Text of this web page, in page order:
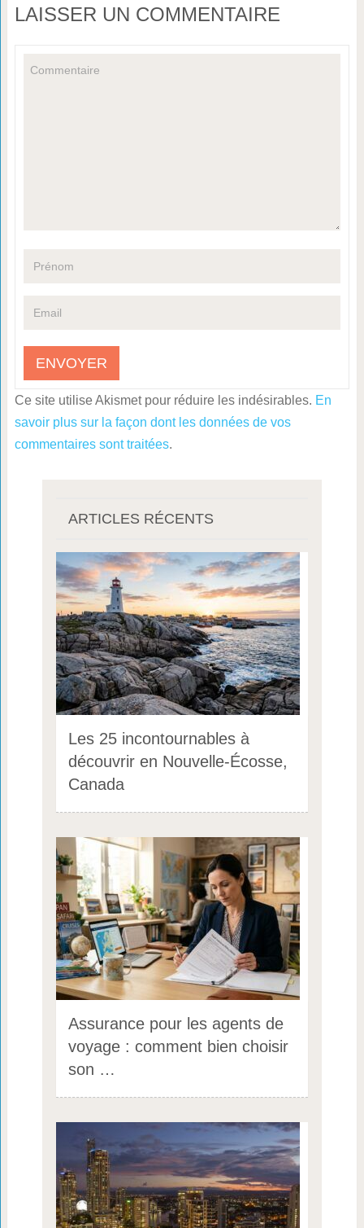
LAISSER UN COMMENTAIRE
Ce site utilise Akismet pour réduire les indésirables. En
savoir plus sur la façon dont les données de vos
commentaires sont traitées.
ARTICLES RÉCENTS
Les 25 incontournables à
découvrir en Nouvelle-Écosse,
Canada
Assurance pour les agents de
voyage : comment bien choisir
son …